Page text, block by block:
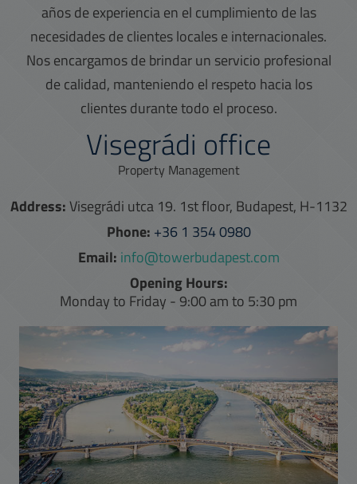
años de experiencia en el cumplimiento de las
necesidades de clientes locales e internacionales.
Nos encargamos de brindar un servicio profesional
de calidad, manteniendo el respeto hacia los
clientes durante todo el proceso.
Visegrádi office
Property Management
Address:Visegrádi utca 19. 1st floor, Budapest, H-1132
Phone: +36 1 354 0980
Email: info@towerbudapest.com
Opening Hours:
Monday to Friday - 9:00 am to 5:30 pm